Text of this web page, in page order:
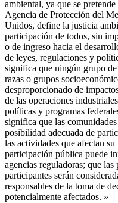
ambiental, ya que se
Agencia de Protección del
Unidos, define la justicia
participación de todos, sin
o de ingreso hacia el
de leyes, regulaciones y
significa que ningún grupo
razas o grupos
desproporcionado de
de las operaciones
políticas y programas
significa que las
posibilidad adecuada de
las actividades que afectan
participación pública puede
agencias reguladoras; que
participantes serán
responsables de la toma de
potencialmente afectados. »